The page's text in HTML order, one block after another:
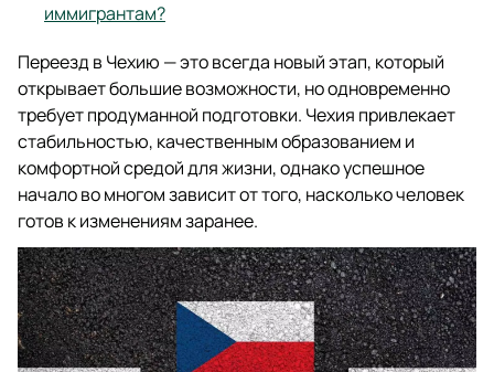
иммигрантам?
Переезд в Чехию — это всегда новый этап, который
открывает большие возможности, но одновременно
требует продуманной подготовки. Чехия привлекает
стабильностью, качественным образованием и
комфортной средой для жизни, однако успешное
начало во многом зависит от того, насколько человек
готов к изменениям заранее.